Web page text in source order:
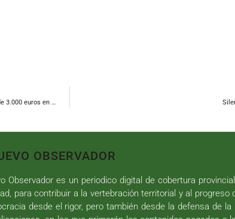
OBSERVADOR
Observador es un periodico digital de cobertura
para contribuir a la vertebración territorial y al
desde el rigor, pero también desde la defensa de